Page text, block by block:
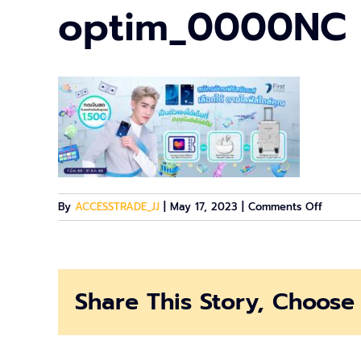
optim_0000NC
By ACCESSTRADE_JJ May 17, 2023 Comments Offon
Share This Story,